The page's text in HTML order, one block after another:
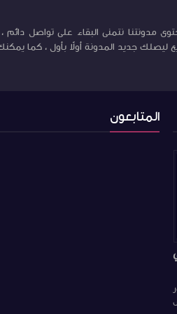
مدونتنا نتمنى البقاء على تواصل
ليصلك جديد المدونة أولاً بأول ، كما
المتابعون